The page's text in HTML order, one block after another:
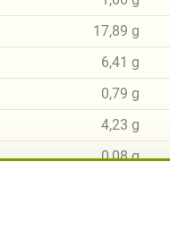
17,89 g
6,41 g
0,79 g
4,23 g
0,08g